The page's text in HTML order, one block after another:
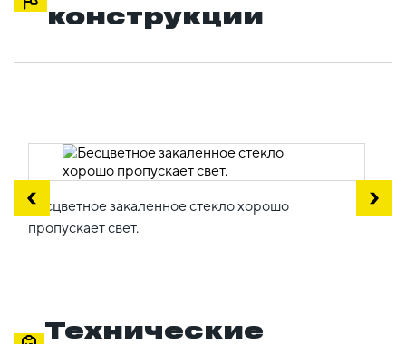
конструкции
Бесцветное закаленное стекло хорошо
пропускает свет.
Технические